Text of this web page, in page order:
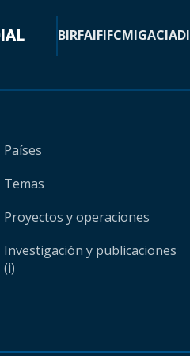
BIRFAIFIFCMIGACIADI
Países
Temas
Proyectos y operaciones
Investigación y publicaciones
(i)